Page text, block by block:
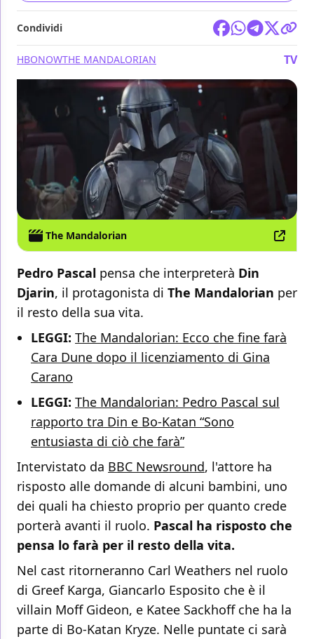
Condividi
HBONOWTHE MANDALORIAN TV
The Mandalorian
Pedro Pascal pensa che interpreterà Din
Djarin, il protagonista di The Mandalorian per
il resto della sua vita.
LEGGI: The Mandalorian: Ecco che fine farà
Cara Dune dopo il licenziamento di Gina
Carano
LEGGI: The Mandalorian: Pedro Pascal sul
rapporto tra Din e Bo-Katan “Sono
entusiasta di ciò che farà”
Intervistato da BBC Newsround, l'attore ha
risposto alle domande di alcuni bambini, uno
dei quali ha chiesto proprio per quanto crede
porterà avanti il ruolo. Pascal ha risposto che
pensa lo farà per il resto della vita.
Nel cast ritorneranno Carl Weathers nel ruolo
di Greef Karga, Giancarlo Esposito che è il
villain Moff Gideon, e Katee Sackhoff che ha la
parte di Bo-Katan Kryze. Nelle puntate ci sarà